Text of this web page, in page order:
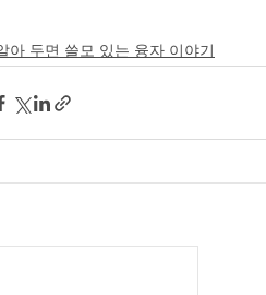
아 두면 쓸모 있는 융자 이야기